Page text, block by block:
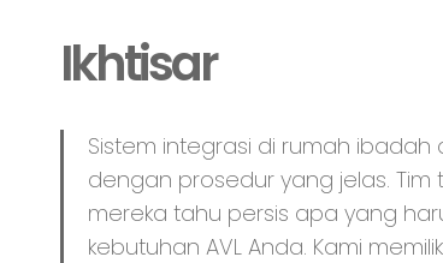
Ikhtisar
Sistem integrasi di rumah
dengan prosedur yang jelas.
mereka tahu persis apa yang
kebutuhan AVL Anda. Kami